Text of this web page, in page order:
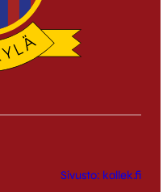
Sivusto: kallek.fi